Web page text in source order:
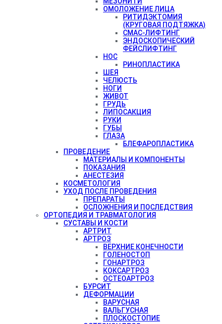
ОМОЛОЖЕНИЕ ЛИЦА
РИТИДЭКТОМИЯ
(КРУГОВАЯ ПОДТЯЖКА)
СМАС-ЛИФТИНГ
ЭНДОСКОПИЧЕСКИЙ
ФЕЙСЛИФТИНГ
НОС
РИНОПЛАСТИКА
ШЕЯ
ЧЕЛЮСТЬ
НОГИ
ЖИВОТ
ГРУДЬ
ЛИПОСАКЦИЯ
РУКИ
ГУБЫ
ГЛАЗА
БЛЕФАРОПЛАСТИКА
ПРОВЕДЕНИЕ
МАТЕРИАЛЫ И КОМПОНЕНТЫ
ПОКАЗАНИЯ
АНЕСТЕЗИЯ
КОСМЕТОЛОГИЯ
УХОД ПОСЛЕ ПРОВЕДЕНИЯ
ПРЕПАРАТЫ
ОСЛОЖНЕНИЯ И ПОСЛЕДСТВИЯ
ОРТОПЕДИЯ И ТРАВМАТОЛОГИЯ
СУСТАВЫ И КОСТИ
АРТРИТ
АРТРОЗ
ВЕРХНИЕ КОНЕЧНОСТИ
ГОЛЕНОСТОП
ГОНАРТРОЗ
КОКСАРТРОЗ
ОСТЕОАРТРОЗ
БУРСИТ
ДЕФОРМАЦИИ
ВАРУСНАЯ
ВАЛЬГУСНАЯ
ПЛОСКОСТОПИЕ